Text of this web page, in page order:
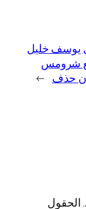
يوسف خليل
شرومس
→
الحقول